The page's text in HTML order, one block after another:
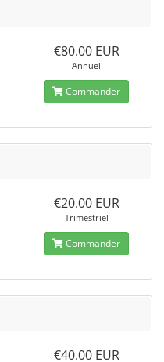
€80.00 EUR
Annuel
Commander
€20.00 EUR
Trimestriel
Commander
€40.00 EUR